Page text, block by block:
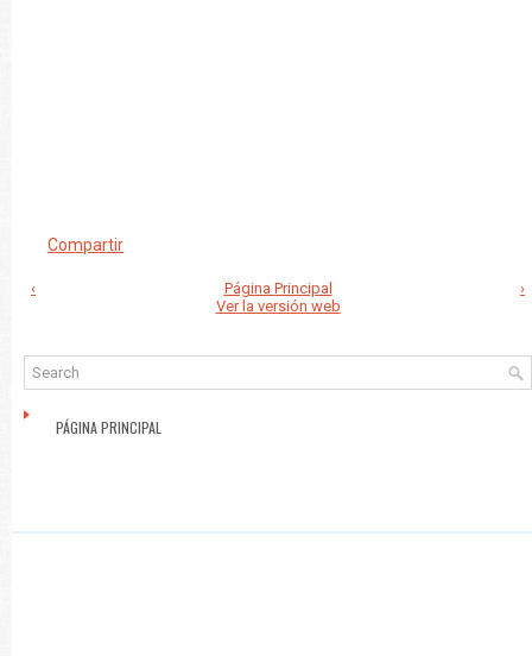
Compartir
‹ ›
Página Principal
Ver la versión web
PÁGINA PRINCIPAL